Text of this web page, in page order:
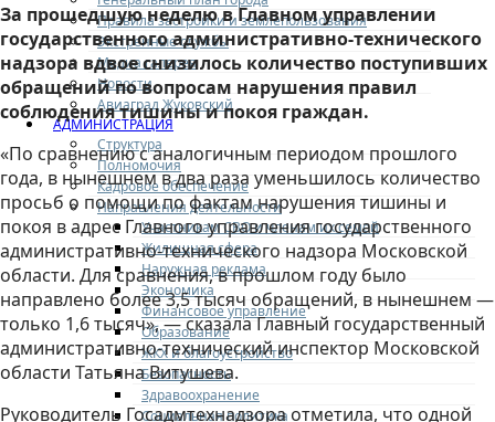
Правила застройки и землепользования
Экстренные службы
Медиа галерея
Новости
Авиаград Жуковский
АДМИНИСТРАЦИЯ
Структура
Полномочия
Кадровое обеспечение
Направления деятельности
Участникам СВО и членам их семей
Жилищная сфера
Наружная реклама
Экономика
Финансовое управление
Образование
ЖКХ и благоустройство
Безопасность
Здравоохранение
Социальная политика
За прошедшую неделю в Главном управлении
государственного административно-технического
надзора вдвое снизилось количество поступивших
обращений по вопросам нарушения правил
соблюдения тишины и покоя граждан.
«По сравнению с аналогичным периодом прошлого
года, в нынешнем в два раза уменьшилось количество
просьб о помощи по фактам нарушения тишины и
покоя в адрес Главного управления государственного
административно-технического надзора Московской
области. Для сравнения, в прошлом году было
направлено более 3,5 тысяч обращений, в нынешнем —
только 1,6 тысяч», — сказала Главный государственный
административно-технический инспектор Московской
области Татьяна Витушева.
Руководитель Госадмтехнадзора отметила, что одной